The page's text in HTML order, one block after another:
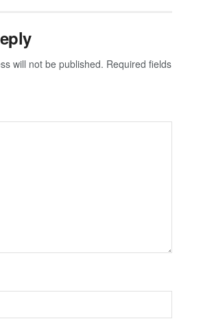
will not be published. Required fields